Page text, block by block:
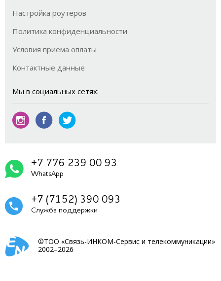
Настройка роутеров
Политика конфиденциальности
Условия приема оплаты
Контактные данные
Мы в социальных сетях:
+7 776 239 00 93
WhatsApp
+7 (7152) 390 093
Служба поддержки
©ТОО «Связь-ИНКОМ-Сервис и телекоммуникации»
2002–2026